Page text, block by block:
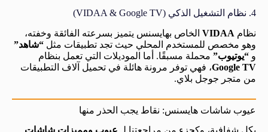
4. نظام التشغيل الذكي (VIDAA & Google TV)
نظام VIDAA الخاص بهايسنس يتميز بسرعته الفائقة وخفته،
وهو مخصص للمستخدم المحلي حيث تجد تطبيقات مثل “شاهد”
و “يوتيوب” محملة مسبقًا. أما الموديلات التي تعمل بنظام
Google TV، فهي توفر مرونة هائلة في تحميل آلاف التطبيقات
من متجر جوجل بلاي.
عيوب شاشات هايسنس: نقاط يجب الحذر منها